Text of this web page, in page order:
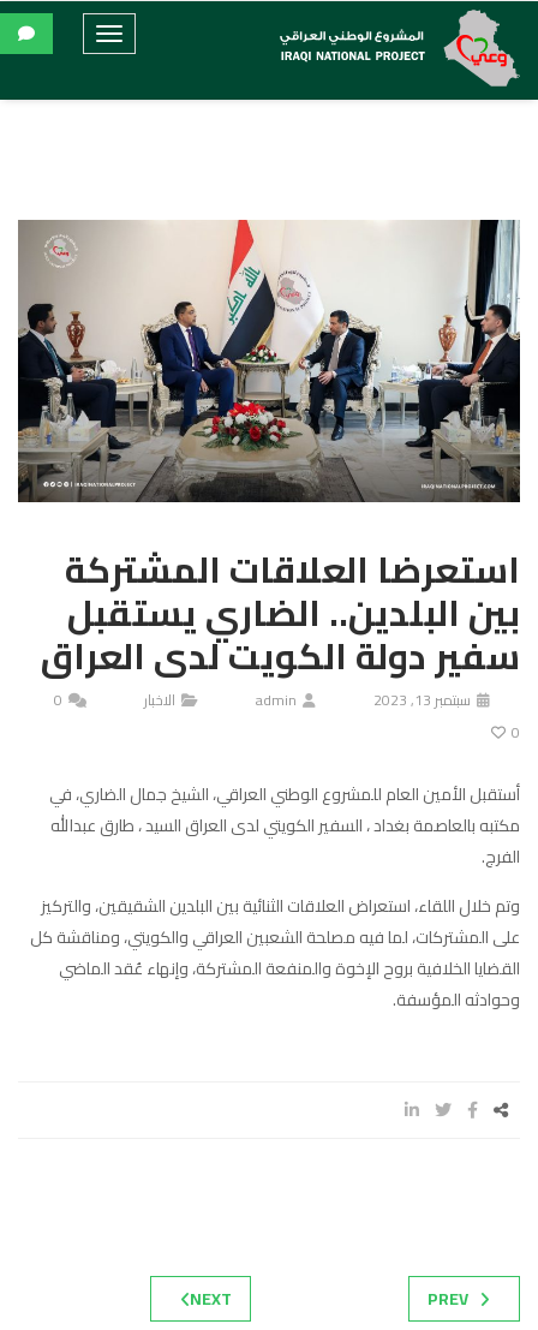
استعرضا العلاقات المشتركة
بين البلدين.. الضاري يستقبل
سفير دولة الكويت لدى العراق
سبتمبر 13, 2023 admin الاخبار
0
0
أستقبل الأمين العام للمشروع الوطني العراقي، الشيخ جمال الضاري، في
مكتبه بالعاصمة بغداد ، السفير الكويتي لدى العراق السيد ، طارق عبدالله
الفرج.
وتم خلال اللقاء، استعراض العلاقات الثنائية بين البلدين الشقيقين، والتركيز
على المشتركات، لما فيه مصلحة الشعبين العراقي والكويتي، ومناقشة كل
القضايا الخلافية بروح الإخوة والمنفعة المشتركة، وإنهاء عُقد الماضي
وحوادثه المؤسفة.
PREV
NEXT